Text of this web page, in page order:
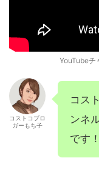
YouTubeチ
コストコブロ
ガーもち子
コス
ンネ
です！